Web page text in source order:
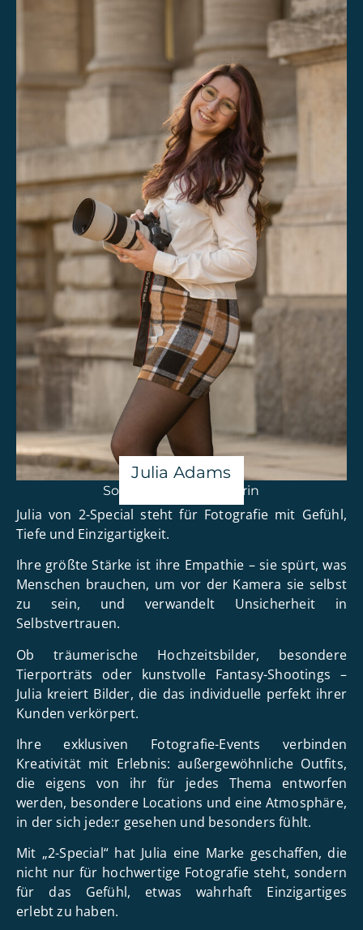
Julia Adams
Social Media Managerin
Julia von 2-Special steht für Fotografie mit Gefühl,
Tiefe und Einzigartigkeit.
Ihre größte Stärke ist ihre Empathie – sie spürt, was
Menschen brauchen, um vor der Kamera sie selbst
zu sein, und verwandelt Unsicherheit in
Selbstvertrauen.
Ob träumerische Hochzeitsbilder, besondere
Tierporträts oder kunstvolle Fantasy-Shootings –
Julia kreiert Bilder, die das individuelle perfekt ihrer
Kunden verkörpert.
Ihre exklusiven Fotografie-Events verbinden
Kreativität mit Erlebnis: außergewöhnliche Outfits,
die eigens von ihr für jedes Thema entworfen
werden, besondere Locations und eine Atmosphäre,
in der sich jede:r gesehen und besonders fühlt.
Mit „2-Special“ hat Julia eine Marke geschaffen, die
nicht nur für hochwertige Fotografie steht, sondern
für das Gefühl, etwas wahrhaft Einzigartiges
erlebt zu haben.